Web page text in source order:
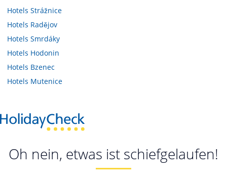
Hotels Strážnice
Hotels Radějov
Hotels Smrdáky
Hotels Hodonin
Hotels Bzenec
Hotels Mutenice
Oh nein, etwas ist schiefgelaufen!